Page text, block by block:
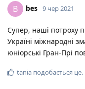
B bes 9 чер 2021
Супер, наші потроху
Україні міжнародні
юніорські Гран-Прі
tania подобається це.